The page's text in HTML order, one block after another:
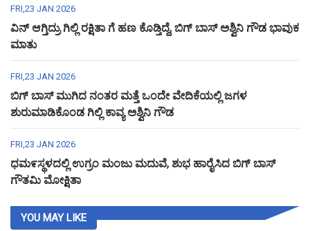
FRI,23 JAN 2026
ವಿನ್ ಆಗ್ತಿದ್ರು ಗಿಲ್ಲಿ ರಕ್ಷಿತಾ ಗೆ ಹಣ ಕೊಡ್ತಿದ್ದೆ, ಬಿಗ್ ಬಾಸ್ ಅಶ್ವಿನಿ ಗೌಡ ಭಾವುಕ
ಮಾತು
FRI,23 JAN 2026
ಬಿಗ್ ಬಾಸ್ ಮುಗಿದ ನಂತರ ಮತ್ತೆ ಒಂದೇ ವೇದಿಕೆಯಲ್ಲಿ ಜಗಳ
ಶುರುಮಾಡಿಕೊಂಡ ಗಿಲ್ಲಿ ಕಾವ್ಯ ಅಶ್ವಿನಿ ಗೌಡ
FRI,23 JAN 2026
ಧಮ೯ಸ್ಥಳದಲ್ಲಿ ಉಗ್ರಂ ಮಂಜು ಮದುವೆ, ಶುಭ ಹಾರೈಸಿದ ಬಿಗ್ ಬಾಸ್
ಗೌತಮಿ ಮೋಕ್ಷಿತಾ
YOU MAY LIKE